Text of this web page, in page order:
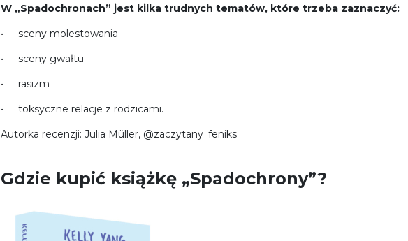
W „Spadochronach” jest kilka trudnych tematów, które trzeba zaznaczyć:
sceny molestowania
sceny gwałtu
rasizm
toksyczne relacje z rodzicami.
Autorka recenzji: Julia Müller, @zaczytany_feniks
Gdzie kupić książkę „Spadochrony”?